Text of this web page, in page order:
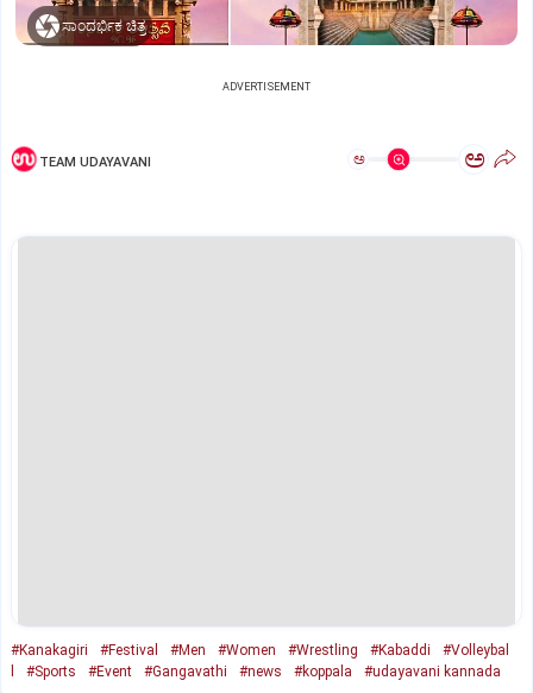
ಸಾಂದರ್ಭಿಕ ಚಿತ್ರ
ADVERTISEMENT
TEAM UDAYAVANI ಅ ಅ
#Kanakagiri #Festival #Men #Women #Wrestling #Kabaddi
#Volleybal
#Sports #Event #Gangavathi #news #koppala #udayavani kannada